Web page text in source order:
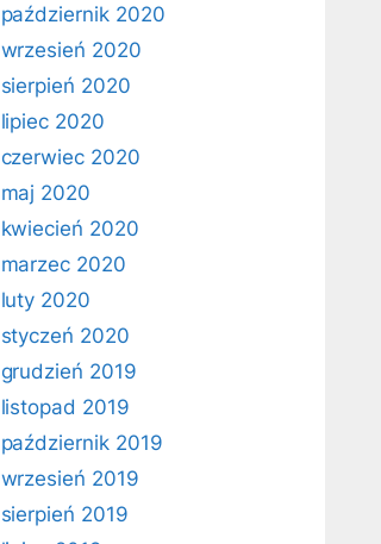
październik 2020
wrzesień 2020
sierpień 2020
lipiec 2020
czerwiec 2020
maj 2020
kwiecień 2020
marzec 2020
luty 2020
styczeń 2020
grudzień 2019
listopad 2019
październik 2019
wrzesień 2019
sierpień 2019